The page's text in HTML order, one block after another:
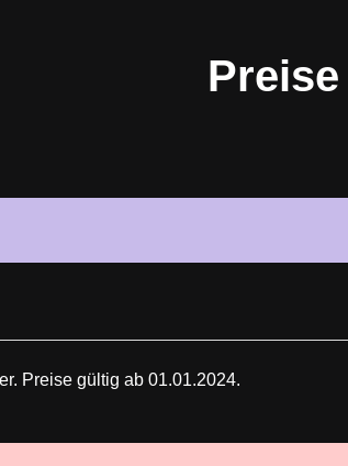
Preise
Preise gültig ab 01.01.2024.